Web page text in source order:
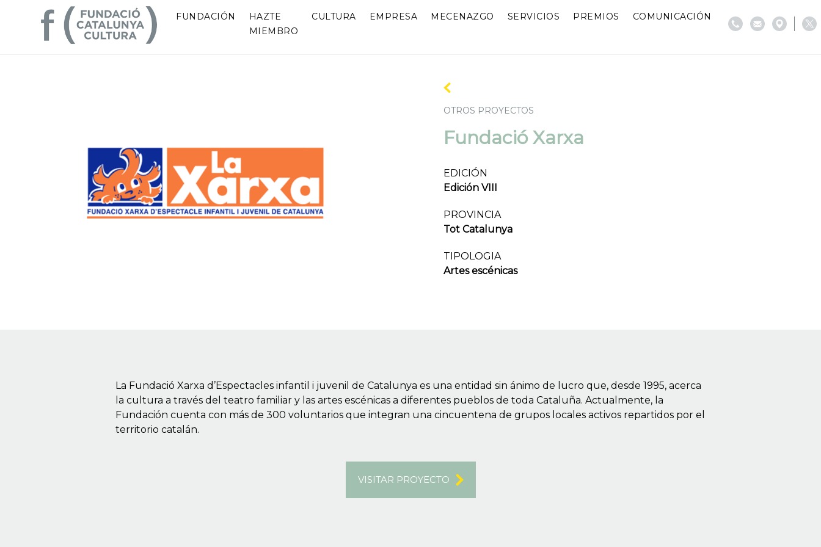
FUNDACIÓN
HAZTE
MIEMBRO
CULTURA EMPRESA MECENAZGO SERVICIOS PREMIOS COMUNICACIÓN
OTROS PROYECTOS
Fundació Xarxa
EDICIÓN
Edición VIII
PROVINCIA
Tot Catalunya
TIPOLOGIA
Artes escénicas
La Fundació Xarxa d’Espectacles infantil i juvenil de Catalunya es una entidad sin ánimo de lucro que, desde 1995, acerca
la cultura a través del teatro familiar y las artes escénicas a diferentes pueblos de toda Cataluña. Actualmente, la
Fundación cuenta con más de 300 voluntarios que integran una cincuentena de grupos locales activos repartidos por el
territorio catalán.
VISITAR PROYECTO